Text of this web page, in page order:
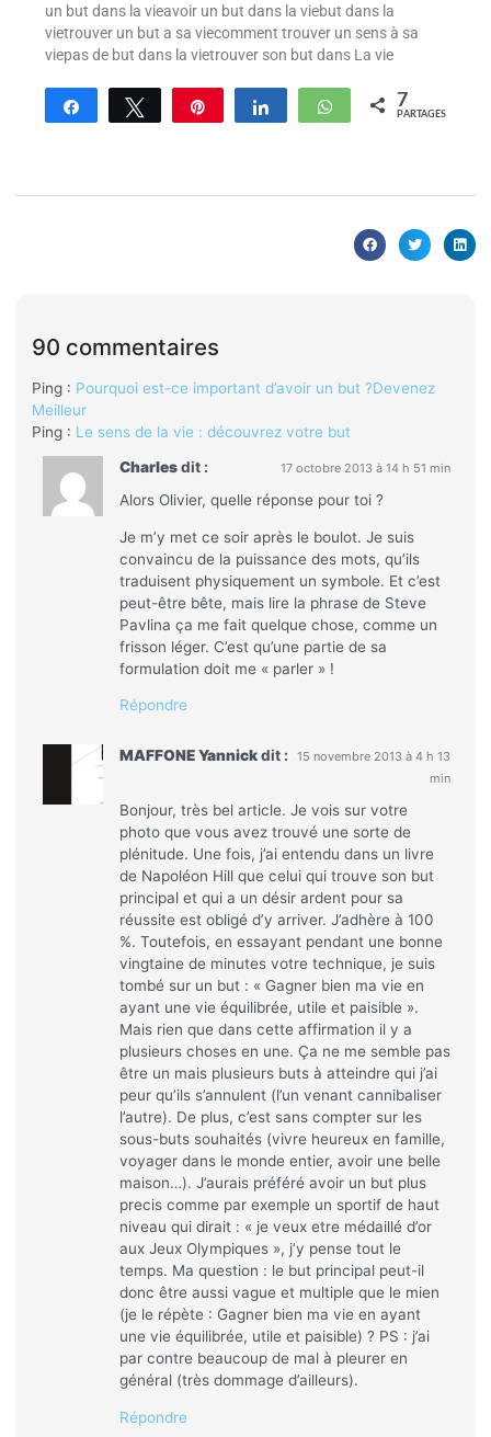
un but dans la vieavoir un but dans la viebut dans la
vietrouver un but a sa viecomment trouver un sens à sa
viepas de but dans la vietrouver son but dans La vie
Partagez Tweetez Enregistrer Partagez WhatsApp
7
PARTAGES
90 commentaires
Ping : Pourquoi est-ce important d’avoir un but ?Devenez
Meilleur
Ping : Le sens de la vie : découvrez votre but
Charles dit : 17 octobre 2013 à 14 h 51 min
Alors Olivier, quelle réponse pour toi ?
Je m’y met ce soir après le boulot. Je suis
convaincu de la puissance des mots, qu’ils
traduisent physiquement un symbole. Et c’est
peut-être bête, mais lire la phrase de Steve
Pavlina ça me fait quelque chose, comme un
frisson léger. C’est qu’une partie de sa
formulation doit me « parler » !
Répondre
MAFFONE Yannick dit :
15 novembre 2013 à 4 h 13
min
Bonjour, très bel article. Je vois sur votre
photo que vous avez trouvé une sorte de
plénitude. Une fois, j’ai entendu dans un livre
de Napoléon Hill que celui qui trouve son but
principal et qui a un désir ardent pour sa
réussite est obligé d’y arriver. J’adhère à 100
%. Toutefois, en essayant pendant une bonne
vingtaine de minutes votre technique, je suis
tombé sur un but : « Gagner bien ma vie en
ayant une vie équilibrée, utile et paisible ».
Mais rien que dans cette affirmation il y a
plusieurs choses en une. Ça ne me semble pas
être un mais plusieurs buts à atteindre qui j’ai
peur qu’ils s’annulent (l’un venant cannibaliser
l’autre). De plus, c’est sans compter sur les
sous-buts souhaités (vivre heureux en famille,
voyager dans le monde entier, avoir une belle
maison…). J’aurais préféré avoir un but plus
precis comme par exemple un sportif de haut
niveau qui dirait : « je veux etre médaillé d’or
aux Jeux Olympiques », j’y pense tout le
temps. Ma question : le but principal peut-il
donc être aussi vague et multiple que le mien
(je le répète : Gagner bien ma vie en ayant
une vie équilibrée, utile et paisible) ? PS : j’ai
par contre beaucoup de mal à pleurer en
général (très dommage d’ailleurs).
Répondre